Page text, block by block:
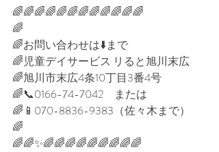
🌈🌈🌈🌈🌈🌈🌈🌈🌈🌈🌈🌈⁡⁡
🌈⁡⁡
🌈お問い合わせは⬇️まで⁡⁡
🌈児童デイサービス リると旭川末広⁡⁡
🌈旭川市末広4条10丁目3番4号⁡⁡
🌈📞0166-74-7042　または⁡⁡
🌈📱070-8836-9383（佐々木まで）⁡⁡
🌈⁡
🌈🌈✨🌈🌈🌈🌈🌈🌈🌈🌈🌈⁡⁡